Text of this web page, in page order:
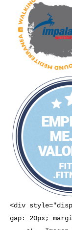
<div
gap: 20px;